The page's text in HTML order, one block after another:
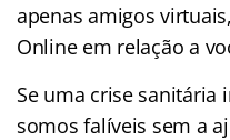
apenas amigos
Online em relação a
Se uma crise sanitária
somos falíveis sem a